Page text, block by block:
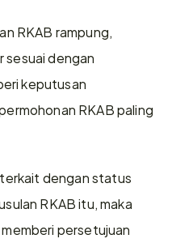
RKAB rampung,
sesuai dengan
keputusan
RKAB paling
dengan status
RKAB itu, maka
persetujuan